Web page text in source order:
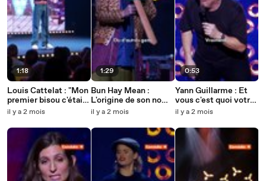
1:18
Louis Cattelat : "Mon
premier bisou c'était
dans une colo écolo"
il y a 2 mois
1:29
Bun Hay Mean :
L'origine de son nom
de famille
il y a 2 mois
0:53
Yann Guillarme : Et
vous c'est quoi votre
signe astro ?
il y a 2 mois